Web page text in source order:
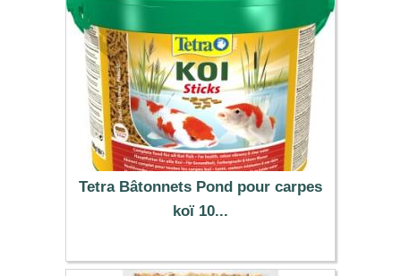
Tetra Bâtonnets Pond pour carpes
koï 10...
24.00 €